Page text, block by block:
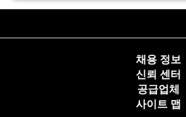
채용 정보
신뢰 센터
공급업체
사이트 맵